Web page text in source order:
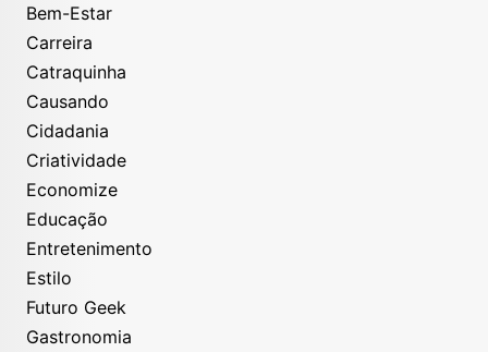
Bem-Estar
Carreira
Catraquinha
Causando
Cidadania
Criatividade
Economize
Educação
Entretenimento
Estilo
Futuro Geek
Gastronomia